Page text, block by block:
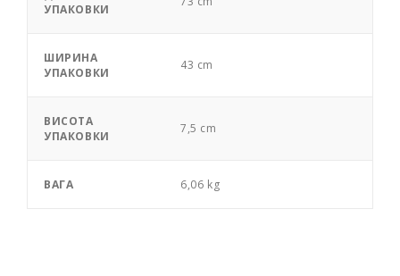
УПАКОВКИ
ШИРИНА
УПАКОВКИ
43 cm
ВИСОТА
УПАКОВКИ
7,5 cm
ВАГА 6,06 kg